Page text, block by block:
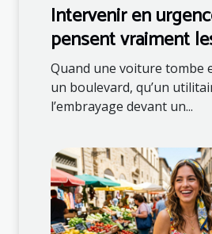
Intervenir en
pensent vraiment
Quand une voiture tombe
un boulevard, qu’un
l’embrayage devant un...